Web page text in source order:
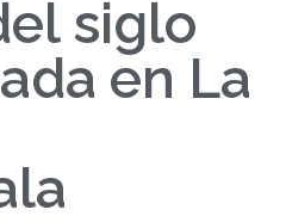
siglo
en La